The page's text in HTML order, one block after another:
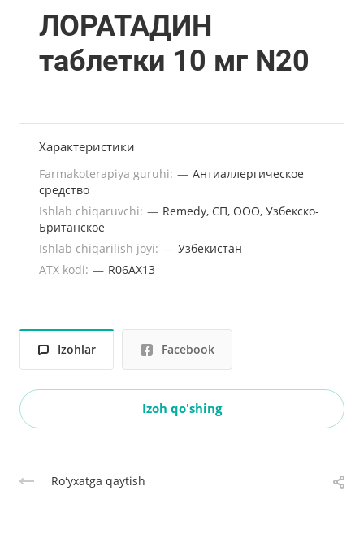
ЛОРАТАДИН
таблетки 10 мг N20
Характеристики
Farmakoterapiya guruhi: — Антиаллергическое
средство
Ishlab chiqaruvchi: — Remedy, CП, ООО, Узбекско-
Британское
Ishlab chiqarilish joyi: — Узбекистан
ATX kodi: — R06AX13
Izohlar Facebook
Izoh qo'shing
Roʻyxatga qaytish